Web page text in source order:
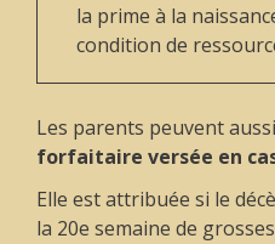
la prime à la
condition de
Les parents peuvent
forfaitaire versée en
Elle est attribuée si le
la 20e semaine de